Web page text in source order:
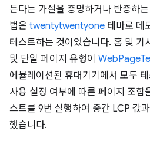
든다는 가설을 증명하거나 반증하
법은 twentytwentyone 테마로 데
테스트하는 것이었습니다. 홈 및 기
및 단일 페이지 유형이
에뮬레이션된 휴대기기에서 모두
사용 설정 여부에 따른 페이지 조합
스트를 9번 실행하여 중간 LCP 값
했습니다.